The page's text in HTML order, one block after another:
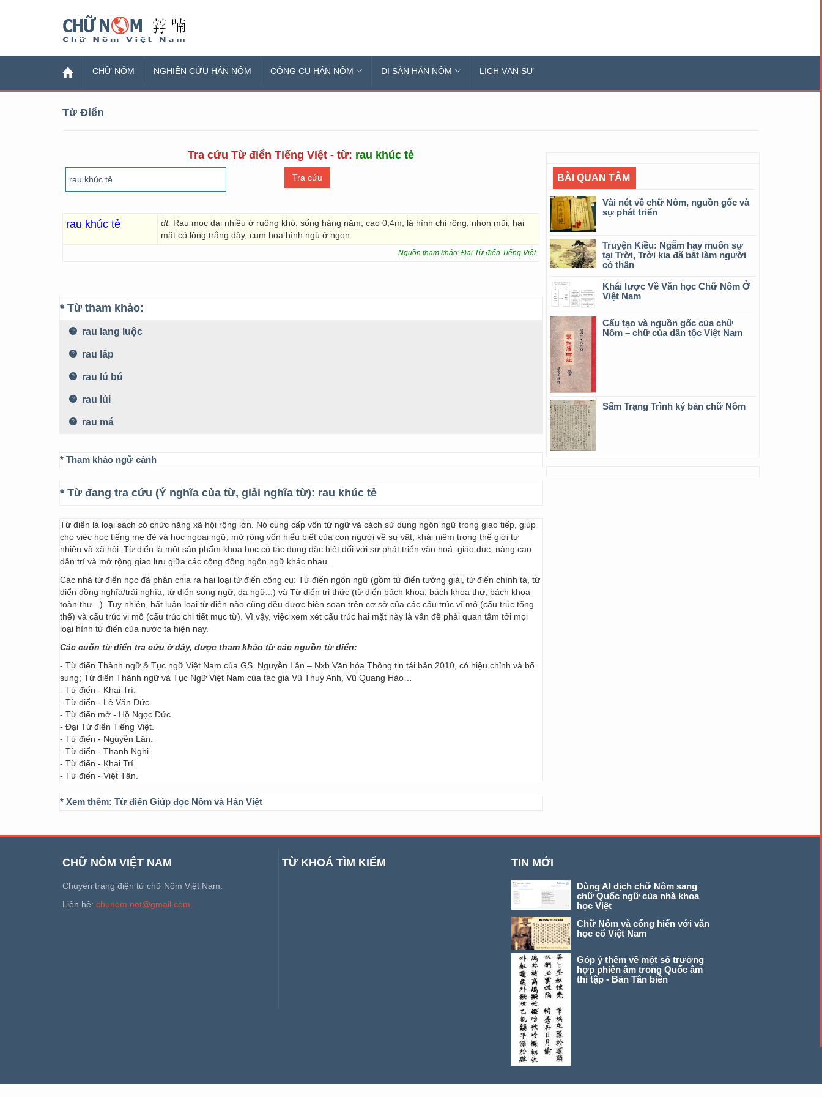
CHỮ NÔM NGHIÊN CỨU HÁN NÔM CÔNG CỤ HÁN NÔM DI SẢN HÁN NÔM LỊCH VẠN SỰ
Từ Điển
Tra cứu Từ điển Tiếng Việt - từ: rau khúc tẻ
rau khúc tẻ dt. Rau mọc dại nhiều ở ruộng khô, sống hàng năm, cao 0,4m; lá hình chỉ rộng, nhọn mũi, hai
mặt có lông trắng dày, cụm hoa hình ngù ở ngọn.
Nguồn tham khảo: Đại Từ điển Tiếng Việt
* Từ tham khảo:
rau lang luộc
rau lấp
rau lú bú
rau lúi
rau má
* Tham khảo ngữ cảnh
* Từ đang tra cứu (Ý nghĩa của từ, giải nghĩa từ): rau khúc tẻ
Từ điển là loại sách có chức năng xã hội rộng lớn. Nó cung cấp vốn từ ngữ và cách sử dụng ngôn ngữ trong giao tiếp, giúp
cho việc học tiếng mẹ đẻ và học ngoại ngữ, mở rộng vốn hiểu biết của con người về sự vật, khái niệm trong thế giới tự
nhiên và xã hội. Từ điển là một sản phẩm khoa học có tác dụng đặc biệt đối với sự phát triển văn hoá, giáo dục, nâng cao
dân trí và mở rộng giao lưu giữa các cộng đồng ngôn ngữ khác nhau.
Các nhà từ điển học đã phân chia ra hai loại từ điển công cụ: Từ điển ngôn ngữ (gồm từ điển tường giải, từ điển chính tả, từ
điển đồng nghĩa/trái nghĩa, từ điển song ngữ, đa ngữ...) và Từ điển tri thức (từ điển bách khoa, bách khoa thư, bách khoa
toàn thư...). Tuy nhiên, bất luận loại từ điển nào cũng đều được biên soạn trên cơ sở của các cấu trúc vĩ mô (cấu trúc tổng
thể) và cấu trúc vi mô (cấu trúc chi tiết mục từ). Vì vậy, việc xem xét cấu trúc hai mặt này là vấn đề phải quan tâm tới mọi
loại hình từ điển của nước ta hiện nay.
Các cuốn từ điển tra cứu ở đây, được tham khảo từ các nguồn từ điển:
- Từ điển Thành ngữ & Tục ngữ Việt Nam của GS. Nguyễn Lân – Nxb Văn hóa Thông tin tái bản 2010, có hiệu chỉnh và bổ
sung; Từ điển Thành ngữ và Tục Ngữ Việt Nam của tác giả Vũ Thuý Anh, Vũ Quang Hào…
- Từ điển - Khai Trí.
- Từ điển - Lê Văn Đức.
- Từ điển mở - Hồ Ngọc Đức.
- Đại Từ điển Tiếng Việt.
- Từ điển - Nguyễn Lân.
- Từ điển - Thanh Nghị.
- Từ điển - Khai Trí.
- Từ điển - Việt Tân.
* Xem thêm: Từ điển Giúp đọc Nôm và Hán Việt
BÀI QUAN TÂM
Vài nét về chữ Nôm, nguồn gốc và
sự phát triển
Truyện Kiều: Ngẫm hay muôn sự
tại Trời, Trời kia đã bắt làm người
có thân
Khái lược Về Văn học Chữ Nôm Ở
Việt Nam
Cấu tạo và nguồn gốc của chữ
Nôm – chữ của dân tộc Việt Nam
Sấm Trạng Trình ký bản chữ Nôm
CHỮ NÔM VIỆT NAM
Chuyên trang điện tử chữ Nôm Việt Nam.
Liên hệ: chunom.net@gmail.com
TỪ KHOÁ TÌM KIẾM TIN MỚI
Dùng AI dịch chữ Nôm sang
chữ Quốc ngữ của nhà khoa
học Việt
Chữ Nôm và cống hiến với văn
học cổ Việt Nam
Góp ý thêm về một số trường
hợp phiên âm trong Quốc âm
thi tập - Bản Tân biên